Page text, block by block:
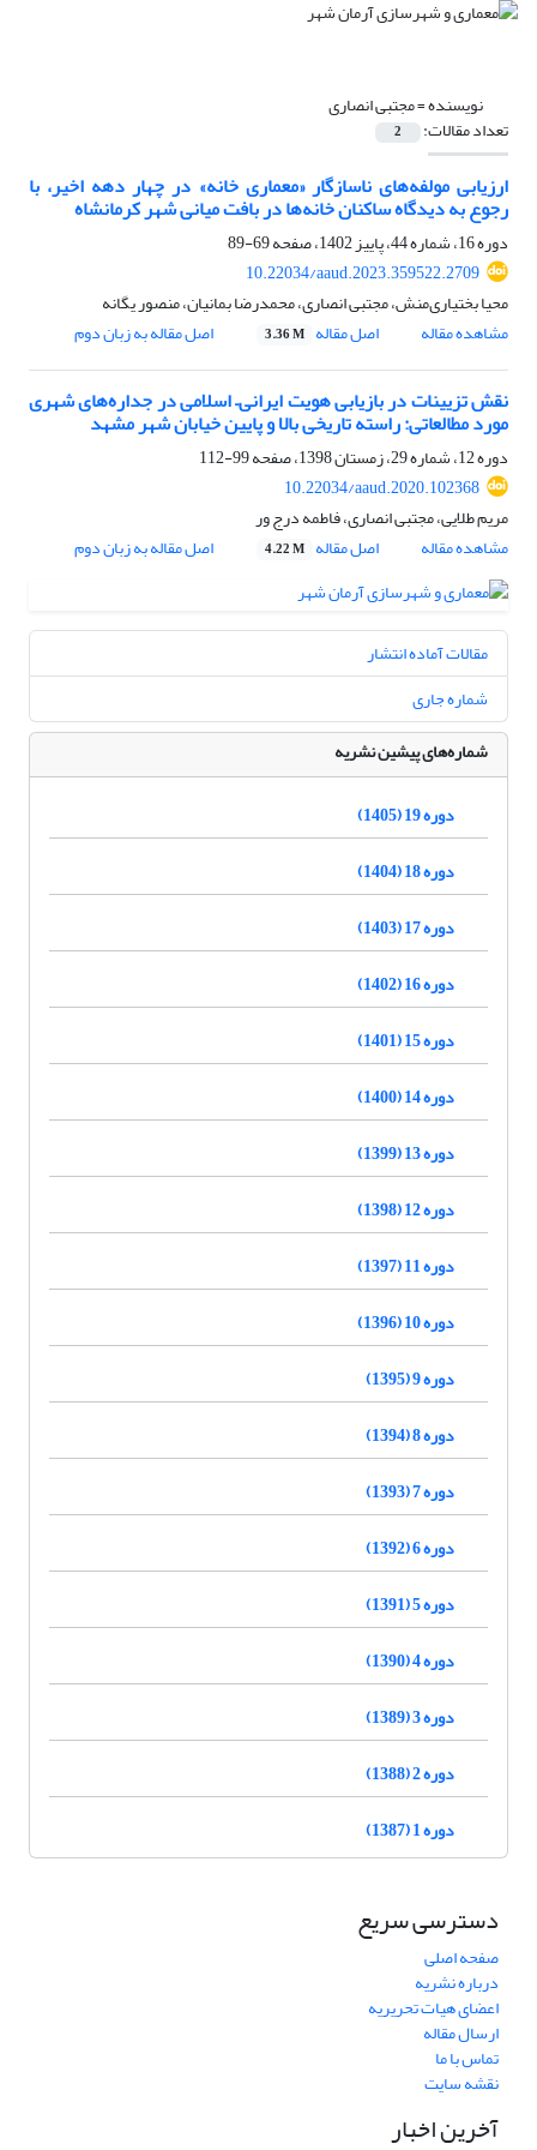
نویسنده =مجتبی انصاری
تعداد مقالات: 2
ارزیابی مولفه‌های ناسازگار «معماری خانه» در چهار دهه اخیر، با
رجوع به دیدگاه ساکنان خانه‌‌ها در بافت میانی شهر کرمانشاه
دوره 16، شماره 44، پاییز 1402، صفحه
69-89
10.22034/aaud.2023.359522.2709
محیا بختیاری‌منش، مجتبی انصاری، محمدرضا بمانیان، منصور یگانه
مشاهده مقاله
اصل مقاله 3.36 M اصل مقاله به زبان دوم
نقش تزیینات در بازیابی هویت ایرانی– اسلامی در جداره‌های شهری
مورد مطالعاتی: راسته تاریخی بالا و پایین خیابان شهر مشهد
دوره 12، شماره 29، زمستان 1398، صفحه
99-112
10.22034/aaud.2020.102368
مریم طلایی، مجتبی انصاری، فاطمه درج ور
مشاهده مقاله
اصل مقاله 4.22 M اصل مقاله به زبان دوم
مقالات آماده انتشار
شماره جاری
شماره‌های پیشین نشریه
دوره 19 (1405)
دوره 18 (1404)
دوره 17 (1403)
دوره 16 (1402)
دوره 15 (1401)
دوره 14 (1400)
دوره 13 (1399)
دوره 12 (1398)
دوره 11 (1397)
دوره 10 (1396)
دوره 9 (1395)
دوره 8 (1394)
دوره 7 (1393)
دوره 6 (1392)
دوره 5 (1391)
دوره 4 (1390)
دوره 3 (1389)
دوره 2 (1388)
دوره 1 (1387)
دسترسی سریع
صفحه اصلی
درباره نشریه
اعضای هیات تحریریه
ارسال مقاله
تماس با ما
نقشه سایت
آخرین اخبار